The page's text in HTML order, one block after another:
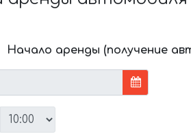
Начало аренды (получение